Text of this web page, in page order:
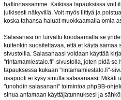
hallinnassamme. Kaikissa tapauksissa voit
julkisesti näkyvillä. Voit myös liittyä ja
koska tahansa haluat muokkaamalla omia
Salasanasi on turvattu koodaamalla se
kuitenkin suositeltavaa, että et käytä
sivustoilla. Salasanaasi voidaan käyttää
"rintamamiestalo.fi"-sivustolla, joten pidä se
tapauksessa kukaan "rintamamiestalo.fi"-
osapuoli ei kysy sinulta salasanaasi. Mikäli
"unohdin salasanani" toimintoa phpBB-
sinua antamaan käyttäjätunnuksesi ja